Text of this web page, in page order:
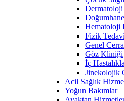
Hematoloji
Fizik
Genel
Göz Kliniği
İç
Jinekolojik
Acil Sağlık
Yoğun Bakımlar